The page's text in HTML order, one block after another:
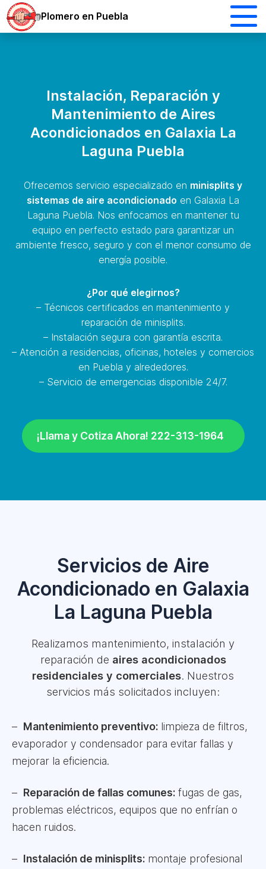
Plomero en Puebla
Instalación, Reparación y
Mantenimiento de Aires
Acondicionados en Galaxia La
Laguna Puebla
Ofrecemos servicio especializado en minisplits y
sistemas de aire acondicionado en Galaxia La
Laguna Puebla. Nos enfocamos en mantener tu
equipo en perfecto estado para garantizar un
ambiente fresco, seguro y con el menor consumo de
energía posible.
¿Por qué elegirnos?
– Técnicos certificados en mantenimiento y
reparación de minisplits.
– Instalación segura con garantía escrita.
– Atención a residencias, oficinas, hoteles y comercios
en Puebla y alrededores.
– Servicio de emergencias disponible 24/7.
¡Llama y Cotiza Ahora! 222-313-1964
Servicios de Aire
Acondicionado en Galaxia
La Laguna Puebla
Realizamos mantenimiento, instalación y
reparación de aires acondicionados
residenciales y comerciales. Nuestros
servicios más solicitados incluyen:
Mantenimiento preventivo: limpieza de filtros,
evaporador y condensador para evitar fallas y
mejorar la eficiencia.
Reparación de fallas comunes: fugas de gas,
problemas eléctricos, equipos que no enfrían o
hacen ruidos.
Instalación de minisplits: montaje profesional